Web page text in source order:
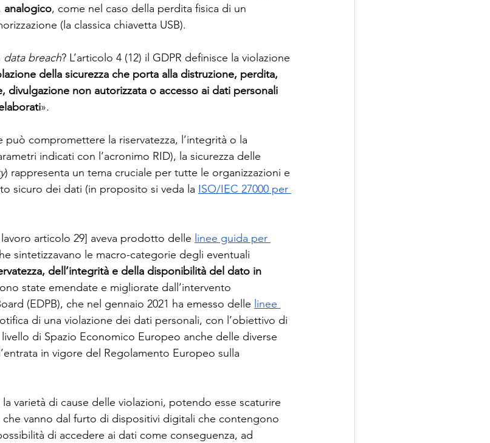
analogico, come nel caso della perdita fisica di un
(la classica chiavetta USB).
data breach? L’articolo 4 (12) il GDPR definisce la violazione
della sicurezza che porta alla distruzione, perdita,
divulgazione non autorizzata o accesso ai dati personali
».
compromettere la riservatezza, l’integrità o la
indicati con l’acronimo RID), la sicurezza delle
) rappresenta un tema cruciale per tutte le organizzazioni e
sicuro dei dati (in proposito si veda la ISO/IEC 27000 per
articolo 29] aveva prodotto delle linee guida per
sintetizzavano le macro-categorie degli eventuali
dell’integrità e della disponibilità del dato in
state emendate e migliorate dall’intervento
(EDPB), che nel gennaio 2021 ha emesso delle linee
di una violazione dei dati personali, con l’obiettivo di
di Spazio Economico Europeo anche delle diverse
in vigore del Regolamento Europeo sulla
varietà di cause delle violazioni, potendo esse scaturire
vanno dal furto di dispositivi digitali che contengono
di accedere ai dati come conseguenza, ad